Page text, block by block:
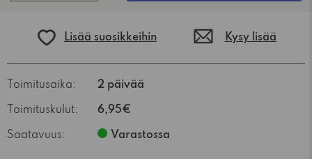
Lisää suosikkeihin Kysy lisää
Toimitusaika: 2 päivää
Toimituskulut: 6,95€
Saatavuus: Varastossa